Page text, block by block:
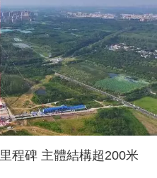
程碑 主體結構超200米